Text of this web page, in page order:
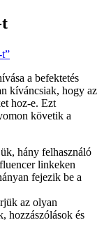
t
a befektetés
kíváncsiak, hogy az
hoz-e. Ezt
követik a
hány felhasználó
linkeken
fejezik be a
az olyan
hozzászólások és